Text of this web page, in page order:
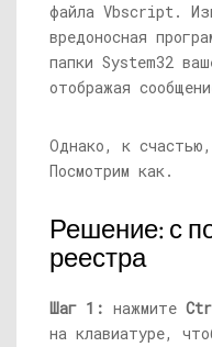
файла Vbscript.
вредоносная
папки System32
отображая
Однако, к
Посмотрим как.
Решение: с
реестра
Шаг 1: нажмите
на клавиатуре,